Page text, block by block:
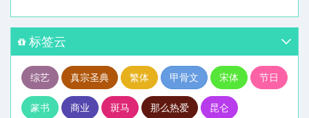
标签云
综艺 真宗圣典 繁体 甲骨文 宋体 节日
篆书 商业 斑马 那么热爱 昆仑